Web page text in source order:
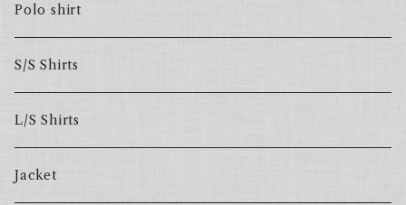
Polo shirt
S/S Shirts
L/S Shirts
Jacket